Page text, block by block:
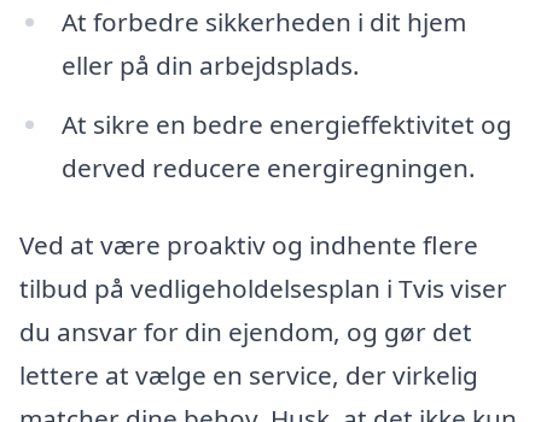
At forbedre sikkerheden i dit hjem
eller på din arbejdsplads.
At sikre en bedre energieffektivitet og
derved reducere energiregningen.
Ved at være proaktiv og indhente flere
tilbud på vedligeholdelsesplan i Tvis viser
du ansvar for din ejendom, og gør det
lettere at vælge en service, der virkelig